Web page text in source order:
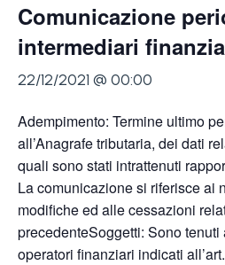
Comunicazione
intermediari
22/12/2021 @ 00:00
Adempimento: Termine ultimo
all’Anagrafe tributaria, dei dati
quali sono stati intrattenuti
La comunicazione si riferisce ai
modifiche ed alle cessazioni
precedenteSoggetti: Sono tenuti
operatori finanziari indicati